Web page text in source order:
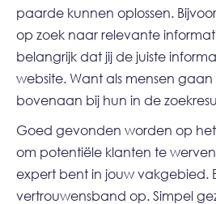
paarde kunnen oplossen.
op zoek naar relevante
belangrijk dat jij de juiste
website. Want als mensen
bovenaan bij hun in de
Goed gevonden worden op
om potentiële klanten te
expert bent in jouw vakgebied.
vertrouwensband op. Simpel